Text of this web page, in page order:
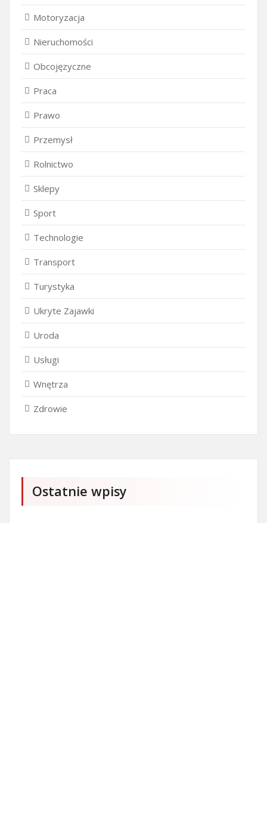
Motoryzacja
Nieruchomości
Obcojęzyczne
Praca
Prawo
Przemysł
Rolnictwo
Sklepy
Sport
Technologie
Transport
Turystyka
Ukryte Zajawki
Uroda
Usługi
Wnętrza
Zdrowie
Ostatnie wpisy